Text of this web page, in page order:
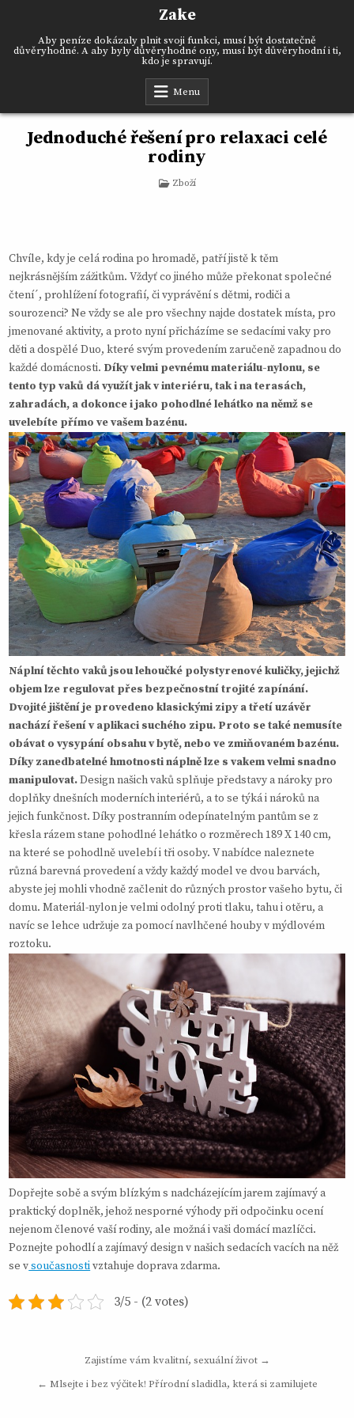
Zake
Aby peníze dokázaly plnit svoji funkci, musí být dostatečně
důvěryhodné. A aby byly důvěryhodné ony, musí být důvěryhodní i ti,
kdo je spravují.
Menu
Jednoduché řešení pro relaxaci celé
rodiny
Posted
Zboží
Chvíle, kdy je celá rodina po hromadě, patří jistě k těm
nejkrásnějším zážitkům. Vždyť co jiného může překonat společné
čtení´, prohlížení fotografií, či vyprávění s dětmi, rodiči a
sourozenci? Ne vždy se ale pro všechny najde dostatek místa, pro
jmenované aktivity, a proto nyní přicházíme sesedacími vaky pro
děti a dospělé Duo, které svým provedením zaručeně zapadnou do
každé domácnosti. Díky velmi pevnému materiálu-nylonu, se
tento typ vaků dá využít jak v interiéru, tak i na terasách,
zahradách, a dokonce i jako pohodlné lehátko na němž se
uvelebíte přímo ve vašem bazénu.
Náplní těchto vaků jsou lehoučké polystyrenové kuličky, jejichž
objem lze regulovat přes bezpečnostní trojité zapínání.
Dvojité jištění je provedeno klasickými zipy a třetí uzávěr
nachází řešení v aplikaci suchého zipu. Proto se také nemusíte
obávat o vysypání obsahu v bytě, nebo ve zmiňovaném bazénu.
Díky zanedbatelné hmotnosti náplně lze s vakem velmi snadno
manipulovat.Design našich vaků splňuje představy a nároky pro
doplňky dnešních moderních interiérů, a to se týká i nároků na
jejich funkčnost. Díky postranním odepínatelným pantům se z
křesla rázem stane pohodlné lehátko o rozměrech 189 X 140 cm,
na které se pohodlně uvelebí i tři osoby. V nabídce naleznete
různá barevná provedení a vždy každý model ve dvou barvách,
abyste jej mohli vhodně začlenit do různých prostor vašeho bytu, či
domu. Materiál-nylon je velmi odolný proti tlaku, tahu i otěru, a
navíc se lehce udržuje za pomocí navlhčené houby v mýdlovém
roztoku.
Dopřejte sobě a svým blízkým s nadcházejícím jarem zajímavý a
praktický doplněk, jehož nesporné výhody při odpočinku ocení
nejenom členové vaší rodiny, ale možná i vaši domácí mazlíčci.
Poznejte pohodlí a zajímavý design v našich sedacích vacích na něž
se vsoučasnostivztahuje doprava zdarma.
3/5 - (2 votes)
Navigace
pro
Zajistíme vám kvalitní, sexuální život →
← Mlsejte i bez výčitek! Přírodní sladidla, která si zamilujete